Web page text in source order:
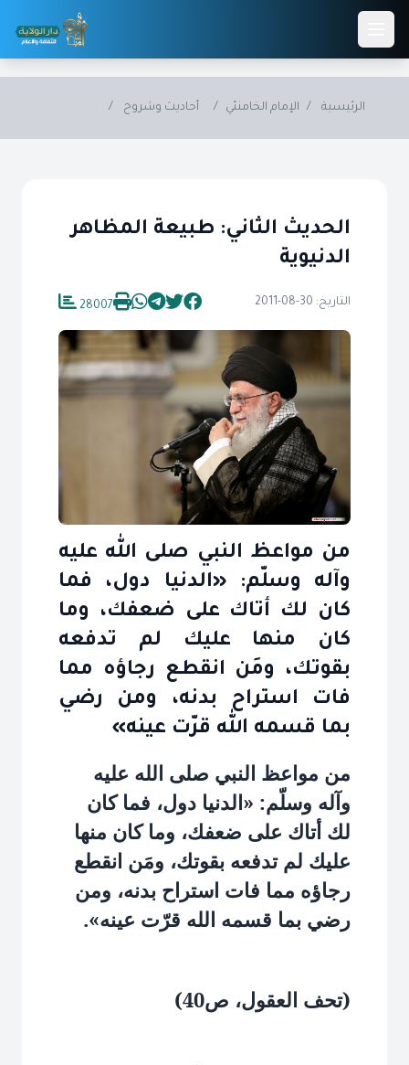
Skip to main content
الرئيسية / الإمام الخامنئي / أحاديث وشروح /
الحديث الثاني: طبيعة المظاهر
الدنيوية
التاريخ: 30-08-2011 28007
من مواعظ النبي صلى الله عليه
وآله وسلّم: «الدنيا دول، فما
كان لك أتاك على ضعفك، وما
كان منها عليك لم تدفعه
بقوتك، ومَن انقطع رجاؤه مما
فات استراح بدنه، ومن رضي
بما قسمه الله قرّت عينه»
من مواعظ النبي صلى الله عليه
وآله وسلّم: «الدنيا دول، فما كان
لك أتاك على ضعفك، وما كان منها
عليك لم تدفعه بقوتك، ومَن انقطع
رجاؤه مما فات استراح بدنه، ومن
رضي بما قسمه الله قرّت عينه».
(تحف العقول، ص40)